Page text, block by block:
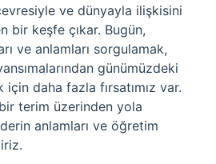
ve dünyayla ilişkisini
bir keşfe çıkar. Bugün,
ve anlamları sorgulamak,
günümüzdeki
için daha fazla fırsatımız var.
terim üzerinden yola
anlamları ve öğretim